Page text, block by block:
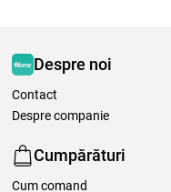
Despre noi
Contact
Despre companie
Cumpărături
Cum comand